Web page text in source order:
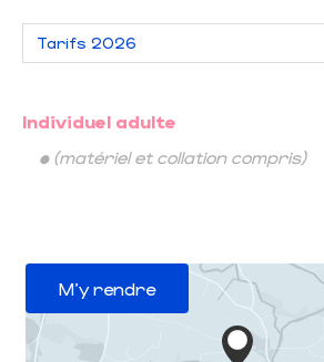
Individuel adulte
• (matériel et collation compris)
M'y rendre